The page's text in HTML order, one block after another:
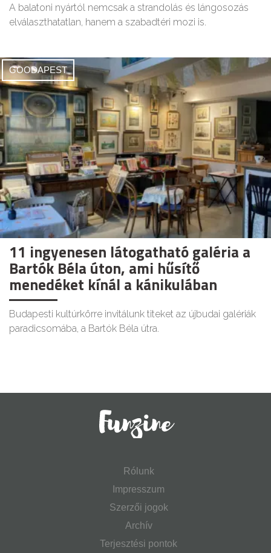
A balatoni nyártól nemcsak a strandolás és lángosozás
elválaszthatatlan, hanem a szabadtéri mozi is.
GOODAPEST
11 ingyenesen látogatható galéria a
Bartók Béla úton, ami hűsítő
menedéket kínál a kánikulában
Budapesti kultúrkörre invitálunk titeket az újbudai galériák
paradicsomába, a Bartók Béla útra.
Rólunk
Impresszum
Szerzői jogok
Archív
Terjesztési pontok